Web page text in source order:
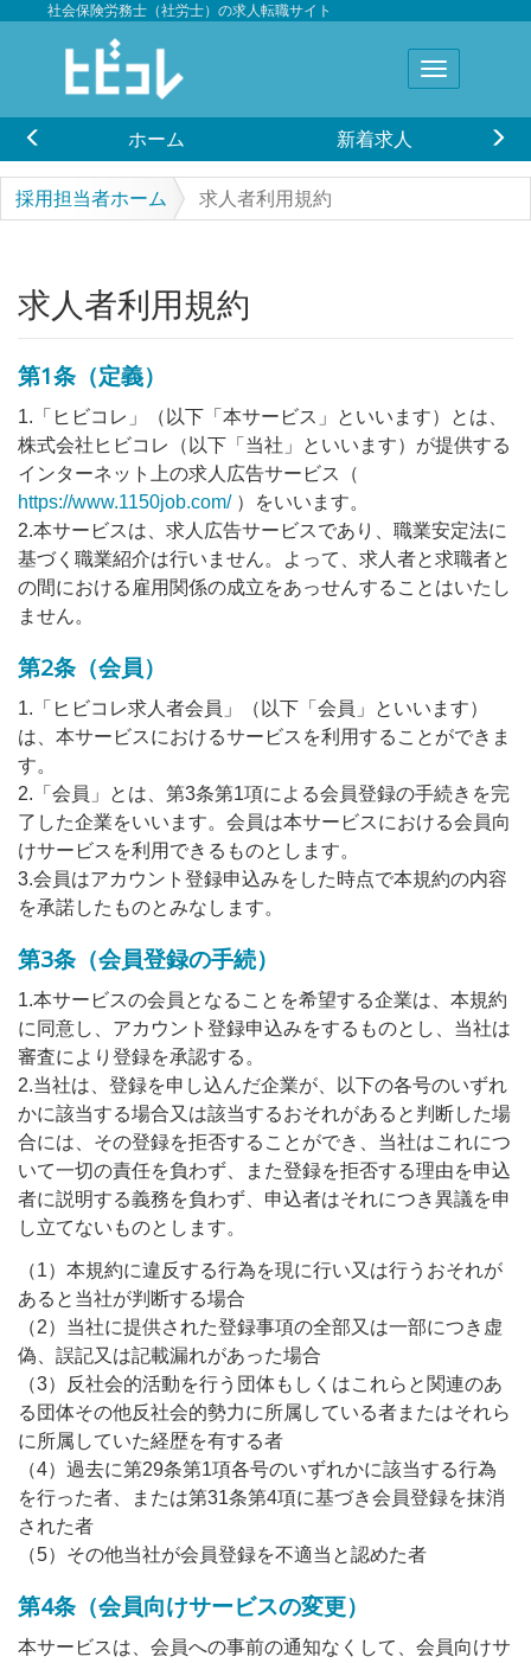
社会保険労務士（社労士）の求人転職サイト
ホーム 新着求人
採用担当者ホーム 求人者利用規約
求人者利用規約
第1条（定義）
1.「ヒビコレ」（以下「本サービス」といいます）とは、
株式会社ヒビコレ（以下「当社」といいます）が提供する
インターネット上の求人広告サービス（
https://www.1150job.com/）をいいます。
2.本サービスは、求人広告サービスであり、職業安定法に
基づく職業紹介は行いません。よって、求人者と求職者と
の間における雇用関係の成立をあっせんすることはいたし
ません。
第2条（会員）
1.「ヒビコレ求人者会員」（以下「会員」といいます）
は、本サービスにおけるサービスを利用することができま
す。
2.「会員」とは、第3条第1項による会員登録の手続きを完
了した企業をいいます。会員は本サービスにおける会員向
けサービスを利用できるものとします。
3.会員はアカウント登録申込みをした時点で本規約の内容
を承諾したものとみなします。
第3条（会員登録の手続）
1.本サービスの会員となることを希望する企業は、本規約
に同意し、アカウント登録申込みをするものとし、当社は
審査により登録を承認する。
2.当社は、登録を申し込んだ企業が、以下の各号のいずれ
かに該当する場合又は該当するおそれがあると判断した場
合には、その登録を拒否することができ、当社はこれにつ
いて一切の責任を負わず、また登録を拒否する理由を申込
者に説明する義務を負わず、申込者はそれにつき異議を申
し立てないものとします。
（1）本規約に違反する行為を現に行い又は行うおそれが
あると当社が判断する場合
（2）当社に提供された登録事項の全部又は一部につき虚
偽、誤記又は記載漏れがあった場合
（3）反社会的活動を行う団体もしくはこれらと関連のあ
る団体その他反社会的勢力に所属している者またはそれら
に所属していた経歴を有する者
（4）過去に第29条第1項各号のいずれかに該当する行為
を行った者、または第31条第4項に基づき会員登録を抹消
された者
（5）その他当社が会員登録を不適当と認めた者
第4条（会員向けサービスの変更）
本サービスは、会員への事前の通知なくして、会員向けサ